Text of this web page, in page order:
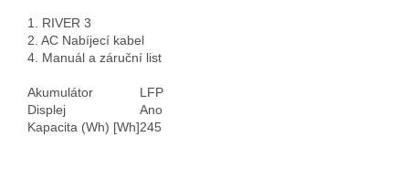
1. RIVER 3
2. AC Nabíjecí kabel
4. Manuál a záruční list
Akumulátor
LFP
Displej
Ano
Kapacita (Wh) [Wh]245